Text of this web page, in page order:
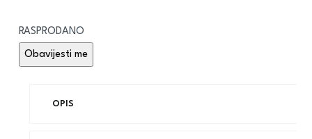
RASPRODANO
OPIS